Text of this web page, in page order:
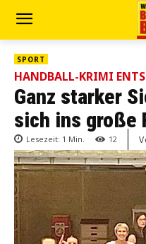
SPORT
HANDBALL-KRIMI
Ganz starker
sich ins große
Lesezeit: 1 Min. 12